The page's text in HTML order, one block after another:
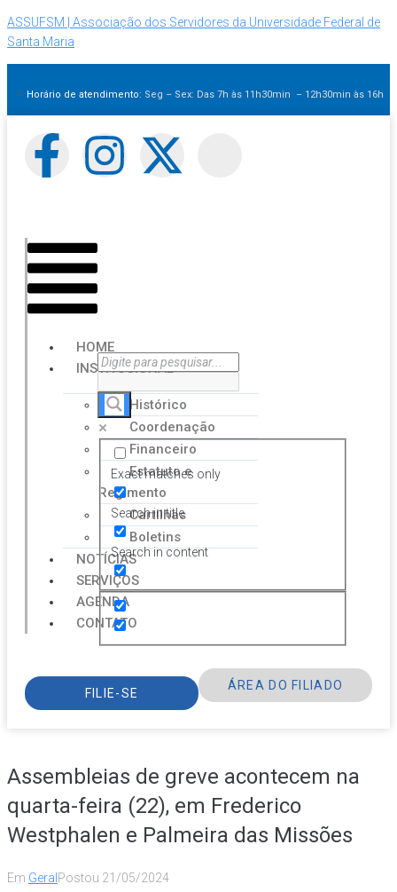
ASSUFSM | Associação dos Servidores da Universidade Federal de
Santa Maria
Horário de atendimento: Seg – Sex: Das 7h às 11h30min – 12h30min às 16h
HOME
INSTITUCIONAL
Histórico
Coordenação
Financeiro
Estatuto e
Regimento
Cartilhas
Boletins
NOTÍCIAS
SERVIÇOS
AGENDA
CONTATO
Exact matches only
Search in title
Search in content
FILIE-SE
ÁREA DO FILIADO
Assembleias de greve acontecem na
quarta-feira (22), em Frederico
Westphalen e Palmeira das Missões
Em GeralPostou 21/05/2024